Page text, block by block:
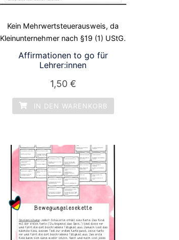
Kein Mehrwertsteuerausweis, da
Kleinunternehmer nach §19 (1) UStG.
Affirmationen to go für
Lehrer:innen
1,50 €
IN DEN WARENKORB